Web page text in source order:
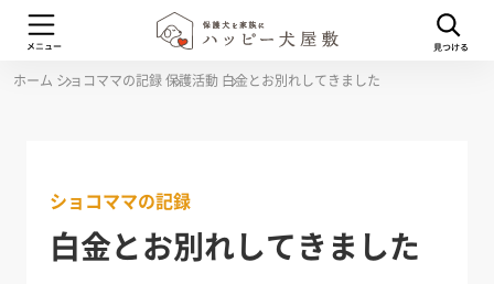
ホーム ショコママの記録保護活動 白金とお別れしてきました
ショコママの記録
白金とお別れしてきました